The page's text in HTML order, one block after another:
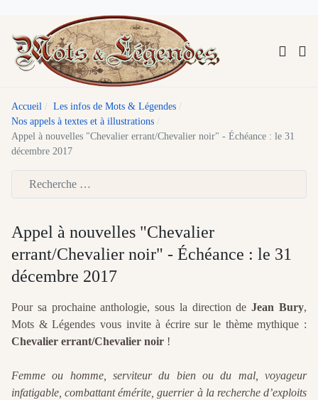
Accueil
Les infos de Mots & Légendes
Nos appels à textes et à illustrations
Appel à nouvelles "Chevalier errant/Chevalier noir" - Échéance : le 31
décembre 2017
Appel à nouvelles "Chevalier
errant/Chevalier noir" - Échéance : le 31
décembre 2017
Pour sa prochaine anthologie, sous la direction deJean Bury,
Mots & Légendes vous invite à écrire sur le thème mythique :
Chevalier errant/Chevalier noir !
Femme ou homme, serviteur du bien ou du mal, voyageur
infatigable, combattant émérite, guerrier à la recherche d’exploits